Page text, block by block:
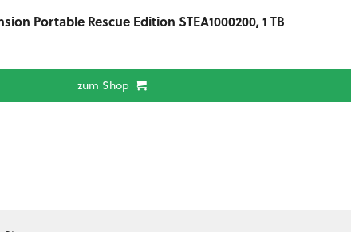
Portable Rescue Edition STEA1000200, 1 TB
zum Shop